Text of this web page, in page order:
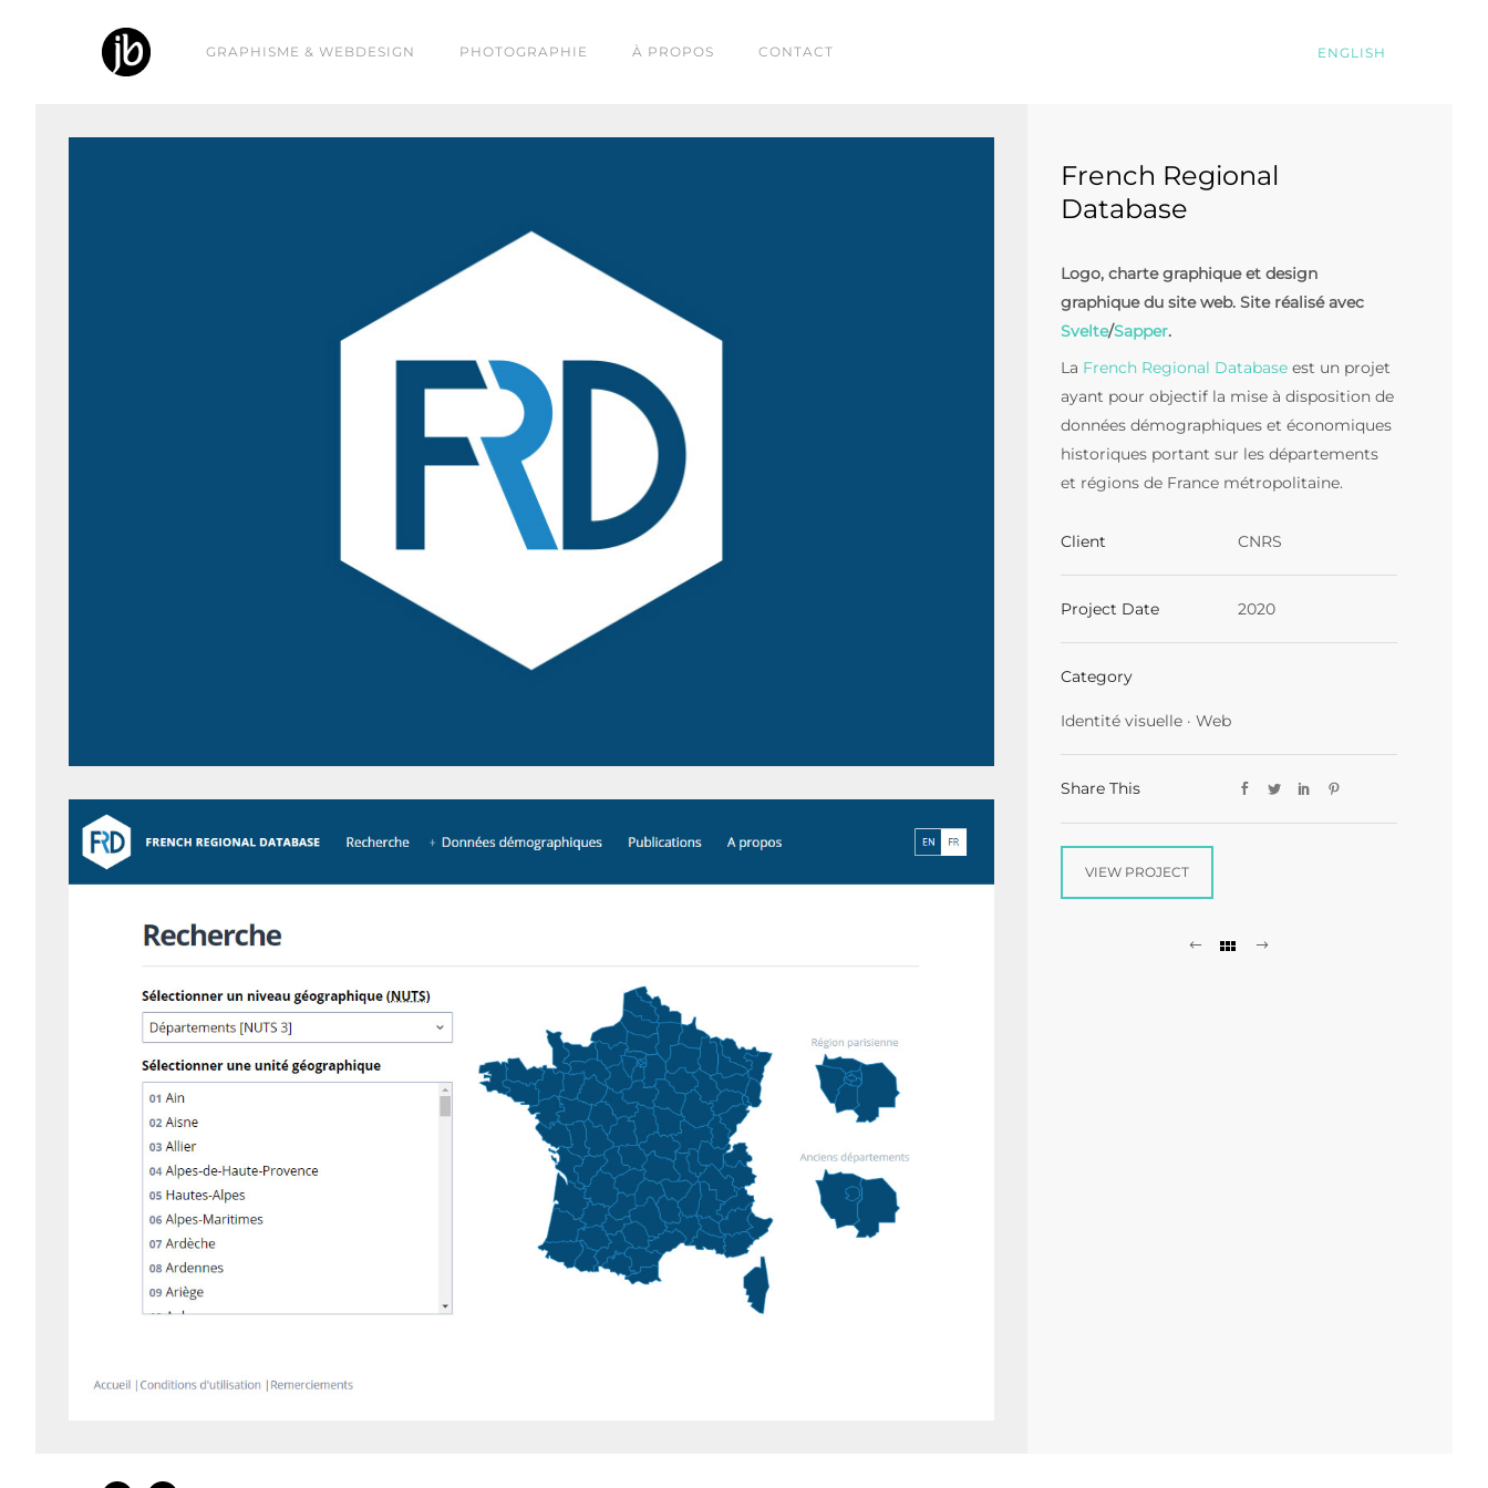
ENGLISH
GRAPHISME & WEBDESIGN PHOTOGRAPHIE À PROPOS CONTACT
French Regional
Database
Logo, charte graphique et design
graphique du site web. Site réalisé avec
Svelte/Sapper.
La French Regional Database est un projet
ayant pour objectif la mise à disposition de
données démographiques et économiques
historiques portant sur les départements
et régions de France métropolitaine.
Client CNRS
Project Date 2020
Category
Identité visuelle · Web
Share This
VIEW PROJECT